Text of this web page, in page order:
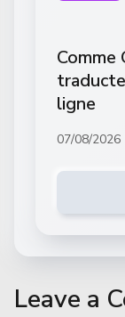
ligne
07/08/2026
Leave a